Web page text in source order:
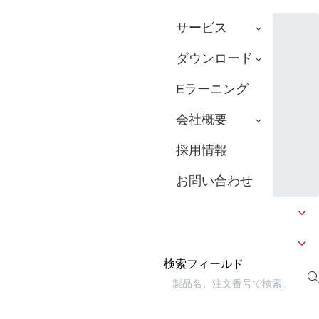
サービス
ダウンロード
Eラーニング
会社概要
採用情報
お問い合わせ
検索フィールド